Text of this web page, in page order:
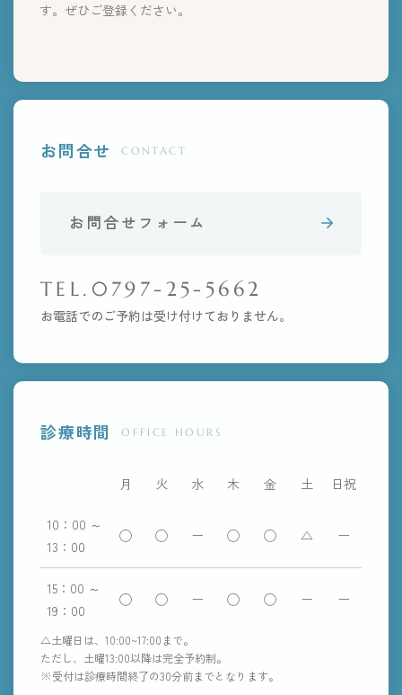
す。ぜひご登録ください。
お問合せ CONTACT
お問合せフォーム
TEL.0797-25-5662
お電話でのご予約は受け付けておりません。
診療時間 OFFICE HOURS
月 火 水 木 金 土 日祝
10：00 ～
13：00
◯ ◯ ー ◯ ◯ △ ー
15：00 ～
19：00
◯ ◯ ー ◯ ◯ ー ー
△土曜日は、10:00~17:00まで。
ただし、土曜13:00以降は完全予約制。
※受付は診療時間終了の30分前までとなります。